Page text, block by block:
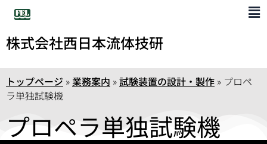
株式会社西日本流体技研
トップページ » 業務案内 »試験装置の設計・製作 » プロペ
ラ単独試験機
プロペラ単独試験機